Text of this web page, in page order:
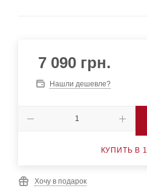
7 090 грн.
Нашли дешевле?
КУПИТЬ В
Хочу в подарок